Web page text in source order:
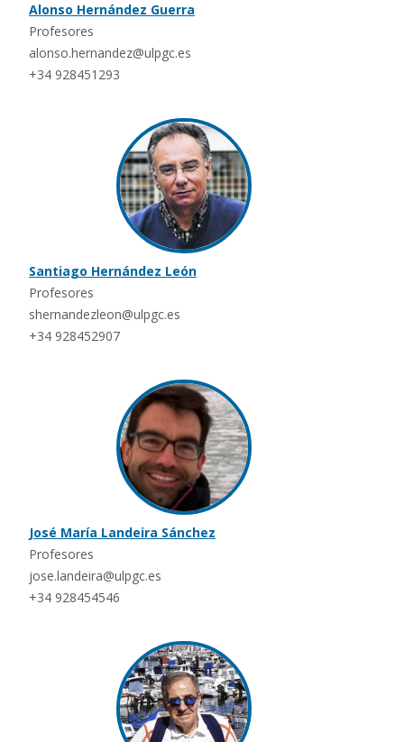
Alonso Hernández Guerra
Profesores
alonso.hernandez@ulpgc.es
+34 928451293
Santiago Hernández León
Profesores
shernandezleon@ulpgc.es
+34 928452907
José María Landeira Sánchez
Profesores
jose.landeira@ulpgc.es
+34 928454546